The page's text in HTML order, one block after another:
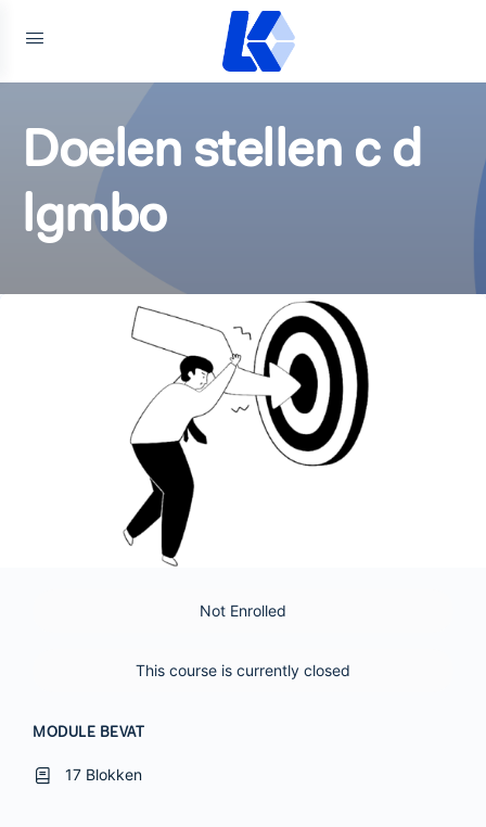
Doelen stellen c d
lgmbo
Not Enrolled
This course is currently closed
MODULE BEVAT
17 Blokken